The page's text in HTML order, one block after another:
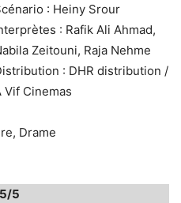
: Heiny Srour
: Rafik Ali Ahmad,
Zeitouni, Raja Nehme
: DHR distribution /
Vif Cinemas
Drame
5